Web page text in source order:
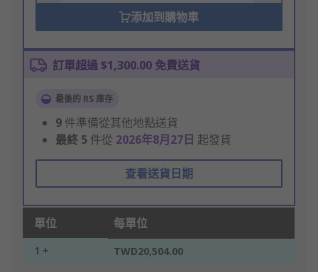
添加到購物車
訂單超過 $1,300.00 免費送貨
最後的 RS 庫存
9 件準備從其他地點送貨
最終 5 件從 2026年8月27日 起發貨
查看送貨日期
單位 每單位
1 + TWD20,504.00